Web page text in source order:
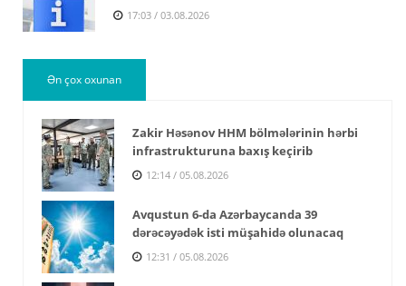
17:03 / 03.08.2026
Ən çox oxunan
Zakir Həsənov HHM bölmələrinin hərbi
infrastrukturuna baxış keçirib
12:14 / 05.08.2026
Avqustun 6-da Azərbaycanda 39
dərəcəyədək isti müşahidə olunacaq
12:31 / 05.08.2026